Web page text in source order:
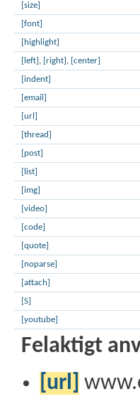
[size]
[font]
[highlight]
[left] , [right] , [center]
[indent]
[email]
[url]
[thread]
[post]
[list]
[img]
[video]
[code]
[quote]
[noparse]
[attach]
[S]
[youtube]
Felaktigt
[url]